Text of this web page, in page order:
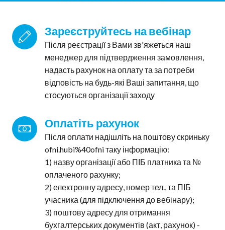
Зареєструйтесь на вебінар
Після реєстрації з Вами зв'яжеться наш
менеджер для підтвердження замовлення,
надасть рахунок на оплату та за потреби
відповість на будь-які Ваші запитання, що
стосуються організації заходу
Оплатіть рахунок
Після оплати надішліть на поштову скриньку
ofni.hubi%40ofni таку інформацію:
1) назву організації або ПІБ платника та №
оплаченого рахунку;
2) електронну адресу, номер тел., та ПІБ
учасника (для підключення до вебінару);
3) поштову адресу для отримання
бухгалтерських документів (акт, рахунок) -